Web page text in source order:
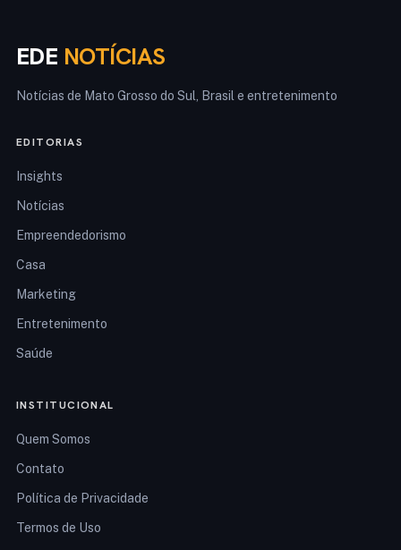
EDE NOTÍCIAS
Notícias de Mato Grosso do Sul, Brasil e entretenimento
EDITORIAS
Insights
Notícias
Empreendedorismo
Casa
Marketing
Entretenimento
Saúde
INSTITUCIONAL
Quem Somos
Contato
Política de Privacidade
Termos de Uso